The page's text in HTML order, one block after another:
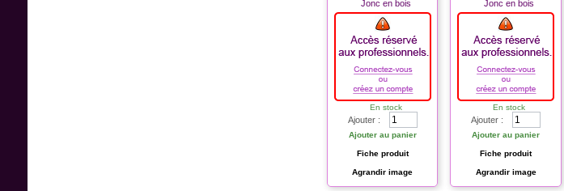
Jonc en bois
En stock
Ajouter :
Ajouter au panier
Fiche produit
Agrandir image
Jonc en bois
En stock
Ajouter :
Ajouter au panier
Fiche produit
Agrandir image